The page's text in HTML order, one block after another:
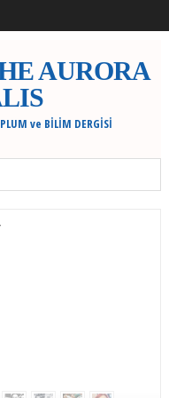
AURORA
ve BİLİM DERGİSİ